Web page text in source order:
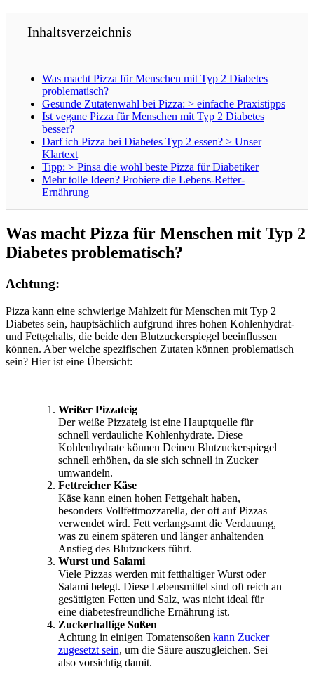
Inhaltsverzeichnis
Was macht Pizza für Menschen mit Typ 2 Diabetes
problematisch?
Gesunde Zutatenwahl bei Pizza: > einfache Praxistipps
Ist vegane Pizza für Menschen mit Typ 2 Diabetes
besser?
Darf ich Pizza bei Diabetes Typ 2 essen? > Unser
Klartext
Tipp: > Pinsa die wohl beste Pizza für Diabetiker
Mehr tolle Ideen? Probiere die Lebens-Retter-
Ernährung
Was macht Pizza für Menschen mit Typ 2
Diabetes problematisch?
Achtung:
Pizza kann eine schwierige Mahlzeit für Menschen mit Typ 2
Diabetes sein, hauptsächlich aufgrund ihres hohen Kohlenhydrat-
und Fettgehalts, die beide den Blutzuckerspiegel beeinflussen
können. Aber welche spezifischen Zutaten können problematisch
sein? Hier ist eine Übersicht:
Weißer Pizzateig
Der weiße Pizzateig ist eine Hauptquelle für
schnell verdauliche Kohlenhydrate. Diese
Kohlenhydrate können Deinen Blutzuckerspiegel
schnell erhöhen, da sie sich schnell in Zucker
umwandeln.
Fettreicher Käse
Käse kann einen hohen Fettgehalt haben,
besonders Vollfettmozzarella, der oft auf Pizzas
verwendet wird. Fett verlangsamt die Verdauung,
was zu einem späteren und länger anhaltenden
Anstieg des Blutzuckers führt.
Wurst und Salami
Viele Pizzas werden mit fetthaltiger Wurst oder
Salami belegt. Diese Lebensmittel sind oft reich an
gesättigten Fetten und Salz, was nicht ideal für
eine diabetesfreundliche Ernährung ist.
Zuckerhaltige Soßen
Achtung in einigen Tomatensoßen kann Zucker
zugesetzt sein, um die Säure auszugleichen. Sei
also vorsichtig damit.